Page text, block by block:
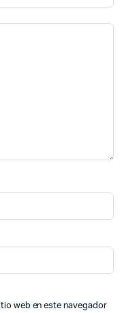
web en este navegador